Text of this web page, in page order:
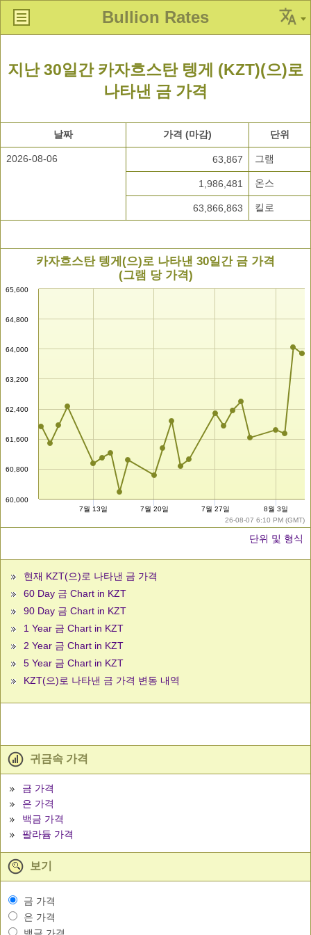
Bullion Rates
지난 30일간 카자흐스탄 텡게 (KZT)(으)로
나타낸 금 가격
날짜 가격 (마감) 단위
2026-08-06 63,867 그램
1,986,481 온스
63,866,863 킬로
26-08-07 6:10 PM (GMT)
카자흐스탄 텡게(으)로 나타낸 30일간 금 가격
(그램 당 가격)
60,000
60,800
61,600
62,400
63,200
64,000
64,800
65,600
7월 13일 7월 20일 7월 27일 8월 3일
단위 및 형식
현재 KZT(으)로 나타낸 금 가격
60 Day 금 Chart in KZT
90 Day 금 Chart in KZT
1 Year 금 Chart in KZT
2 Year 금 Chart in KZT
5 Year 금 Chart in KZT
KZT(으)로 나타낸 금 가격 변동 내역
귀금속 가격
금 가격
은 가격
백금 가격
팔라듐 가격
보기
금 가격
은 가격